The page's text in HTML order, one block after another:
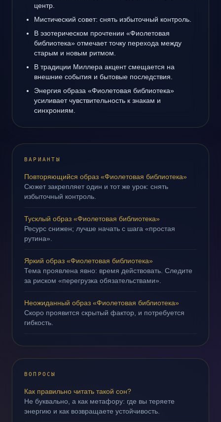
центр.
Мистический совет: снять избыточный контроль.
В эзотерическом прочтении «Фиолетовая
библиотека» отмечает точку перехода между
старым и новым ритмом.
В традиции Миллера акцент смещается на
внешние события и бытовые последствия.
Энергия образа «Фиолетовая библиотека»
усиливает чувствительность к знакам и
синхрониям.
ВАРИАНТЫ
Повторяющийся образ «Фиолетовая библиотека»
Сюжет закрепляет один и тот же урок: снять
избыточный контроль.
Тусклый образ «Фиолетовая библиотека»
Ресурс снижен; лучше начать с шага «простая
рутина».
Яркий образ «Фиолетовая библиотека»
Тема проявлена явно: время действовать. Следите
за риском «перегрузка обязательствами».
Неожиданный образ «Фиолетовая библиотека»
Скоро проявится скрытый фактор, и потребуется
гибкость.
ВОПРОСЫ
Как правильно читать такой сон?
Не буквально, а как метафору: где вы теряете
энергию и как возвращаете устойчивость.